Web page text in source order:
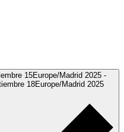
15Europe/Madrid 2025 -
18Europe/Madrid 2025